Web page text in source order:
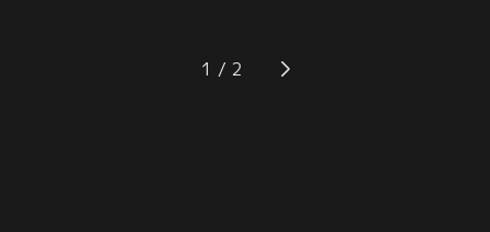
ーワンは量販店で店員マーヴと懇意
になる。人のいいマーヴは失業中だ
が判明し、それに気付いたクインを
口封じのためにオリヴィアが殺した
1